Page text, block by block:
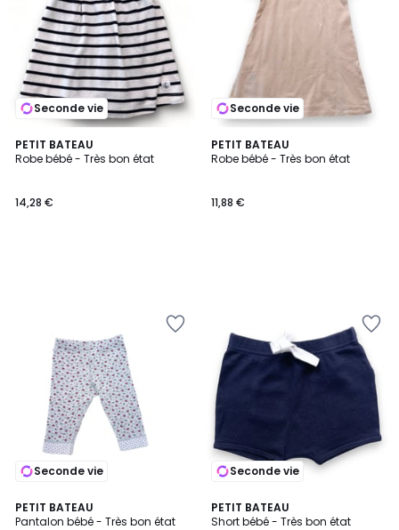
Seconde vie
PETIT BATEAU
Robe bébé - Très bon état
14,28 €
Seconde vie
PETIT BATEAU
Robe bébé - Très bon état
11,88 €
Seconde vie
PETIT BATEAU
Pantalon bébé - Très bon état
Seconde vie
PETIT BATEAU
Short bébé - Très bon état